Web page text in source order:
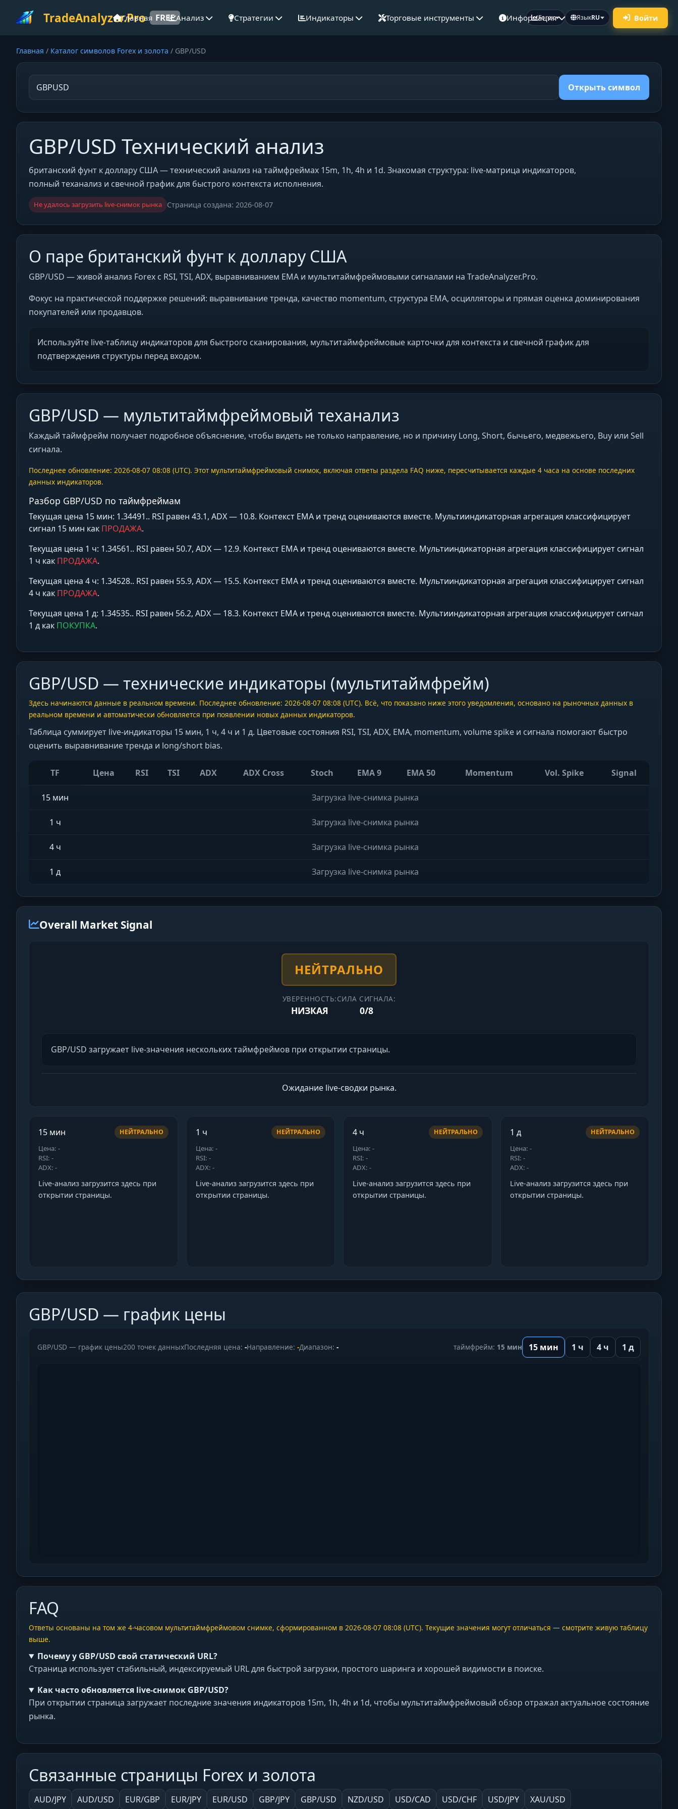
TradeAnalyzer.Pro FREE
Главная Анализ Стратегии Индикаторы Торговые инструменты Информация
Forex ЯзыкRU Войти
Главная / Каталог символов Forex и золота / GBP/USD
Открыть символ
GBP/USD Технический анализ
британский фунт к доллару США — технический анализ на таймфреймах 15m, 1h, 4h и 1d. Знакомая структура: live-матрица индикаторов,
полный теханализ и свечной график для быстрого контекста исполнения.
Не удалось загрузить live-снимок рынка Страница создана: 2026-08-07
О паре британский фунт к доллару США
GBP/USD — живой анализ Forex с RSI, TSI, ADX, выравниванием EMA и мультитаймфреймовыми сигналами на TradeAnalyzer.Pro.
Фокус на практической поддержке решений: выравнивание тренда, качество momentum, структура EMA, осцилляторы и прямая оценка доминирования
покупателей или продавцов.
Используйте live-таблицу индикаторов для быстрого сканирования, мультитаймфреймовые карточки для контекста и свечной график для
подтверждения структуры перед входом.
GBP/USD — мультитаймфреймовый теханализ
Каждый таймфрейм получает подробное объяснение, чтобы видеть не только направление, но и причину Long, Short, бычьего, медвежьего, Buy или Sell
сигнала.
Последнее обновление: 2026-08-07 08:08 (UTC). Этот мультитаймфреймовый снимок, включая ответы раздела FAQ ниже, пересчитывается каждые 4 часа на основе последних
данных индикаторов.
Разбор GBP/USD по таймфреймам
Текущая цена 15 мин: 1.34491.. RSI равен 43.1, ADX — 10.8. Контекст EMA и тренд оцениваются вместе. Мультииндикаторная агрегация классифицирует
сигнал 15 мин как ПРОДАЖА.
Текущая цена 1 ч: 1.34561.. RSI равен 50.7, ADX — 12.9. Контекст EMA и тренд оцениваются вместе. Мультииндикаторная агрегация классифицирует сигнал
1 ч как ПРОДАЖА.
Текущая цена 4 ч: 1.34528.. RSI равен 55.9, ADX — 15.5. Контекст EMA и тренд оцениваются вместе. Мультииндикаторная агрегация классифицирует сигнал
4 ч как ПРОДАЖА.
Текущая цена 1 д: 1.34535.. RSI равен 56.2, ADX — 18.3. Контекст EMA и тренд оцениваются вместе. Мультииндикаторная агрегация классифицирует сигнал
1 д как ПОКУПКА.
GBP/USD — технические индикаторы (мультитаймфрейм)
Здесь начинаются данные в реальном времени. Последнее обновление: 2026-08-07 08:08 (UTC). Всё, что показано ниже этого уведомления, основано на рыночных данных в
реальном времени и автоматически обновляется при появлении новых данных индикаторов.
Таблица суммирует live-индикаторы 15 мин, 1 ч, 4 ч и 1 д. Цветовые состояния RSI, TSI, ADX, EMA, momentum, volume spike и сигнала помогают быстро
оценить выравнивание тренда и long/short bias.
TF Цена RSI TSI ADX ADX Cross Stoch EMA 9 EMA 50 Momentum Vol. Spike Signal
15 мин Загрузка live-снимка рынка
1 ч Загрузка live-снимка рынка
4 ч Загрузка live-снимка рынка
1 д Загрузка live-снимка рынка
Overall Market Signal
НЕЙТРАЛЬНО
УВЕРЕННОСТЬ:
НИЗКАЯ
СИЛА СИГНАЛА:
0/8
GBP/USD загружает live-значения нескольких таймфреймов при открытии страницы.
Ожидание live-сводки рынка.
15 мин НЕЙТРАЛЬНО
Цена: -
RSI: -
ADX: -
Live-анализ загрузится здесь при
открытии страницы.
1 ч НЕЙТРАЛЬНО
Цена: -
RSI: -
ADX: -
Live-анализ загрузится здесь при
открытии страницы.
4 ч НЕЙТРАЛЬНО
Цена: -
RSI: -
ADX: -
Live-анализ загрузится здесь при
открытии страницы.
1 д НЕЙТРАЛЬНО
Цена: -
RSI: -
ADX: -
Live-анализ загрузится здесь при
открытии страницы.
GBP/USD — график цены
GBP/USD — график цены200 точек данныхПоследняя цена: -Направление: -Диапазон: - таймфрейм: 15 мин 15 мин 1 ч 4 ч 1 д
FAQ
Ответы основаны на том же 4‑часовом мультитаймфреймовом снимке, сформированном в 2026-08-07 08:08 (UTC). Текущие значения могут отличаться — смотрите живую таблицу
выше.
Почему у GBP/USD свой статический URL?
Страница использует стабильный, индексируемый URL для быстрой загрузки, простого шаринга и хорошей видимости в поиске.
Как часто обновляется live-снимок GBP/USD?
При открытии страница загружает последние значения индикаторов 15m, 1h, 4h и 1d, чтобы мультитаймфреймовый обзор отражал актуальное состояние
рынка.
Связанные страницы Forex и золота
AUD/JPY AUD/USD EUR/GBP EUR/JPY EUR/USD GBP/JPY GBP/USD NZD/USD USD/CAD USD/CHF USD/JPY XAU/USD